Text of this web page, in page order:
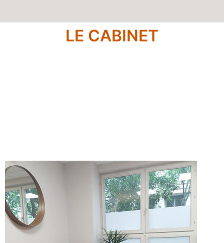
LE CABINET